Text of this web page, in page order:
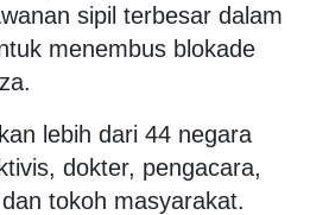
sipil terbesar dalam
menembus blokade
lebih dari 44 negara
dokter, pengacara,
tokoh masyarakat.